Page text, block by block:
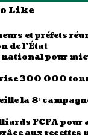
Like
et préfets
de l’État
national pour
vise 300 000
la 8ᵉ
FCFA pour